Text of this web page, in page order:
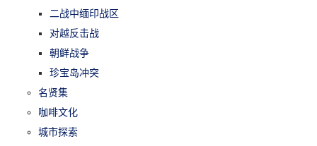
二战中缅印战区
对越反击战
朝鲜战争
珍宝岛冲突
名贤集
咖啡文化
城市探索